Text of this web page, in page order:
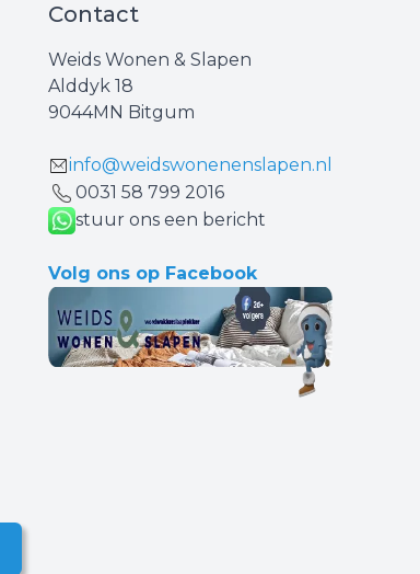
Contact
Weids Wonen & Slapen
Alddyk 18
9044MN Bitgum
info@weidswonenenslapen.nl
0031 ‪58 799 2016‬
stuur ons een bericht
Volg ons op Facebook